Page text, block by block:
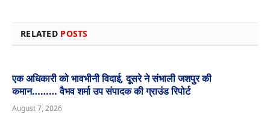
RELATED POSTS
एक अधिकारी को भावभीनी विदाई, दूसरे ने संभाली जशपुर की
कमान……… वैभव शर्मा उप संपादक की ग्राउंड रिपोर्ट
August 7, 2026